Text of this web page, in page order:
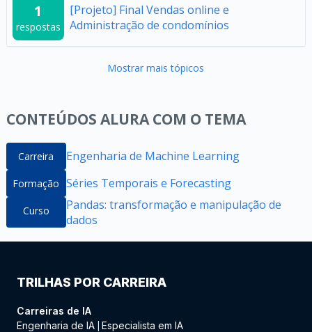
1
respostas
[Projeto] Final Vendas online e
Administração de condomínios
Mostrar mais tópicos
CONTEÚDOS ALURA COM O TEMA
Carreira Engenharia de Machine Learning
Formação Séries Temporais e Forecasting
Curso
Pandas: transformação e manipulação de
dados
TRILHAS POR CARREIRA
Carreiras de IA
Engenharia de IA Especialista em IA